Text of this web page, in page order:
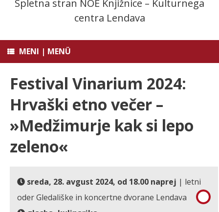
Spletna stran NOE Knjižnice – Kulturnega
centra Lendava
MENI | MENÜ
Festival Vinarium 2024:
Hrvaški etno večer –
»Medžimurje kak si lepo
zeleno«
sreda, 28. avgust 2024, od 18.00 naprej | letni
oder Gledališke in koncertne dvorane Lendava